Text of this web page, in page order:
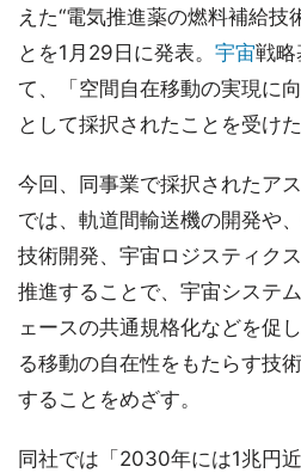
えた“電気推進薬の燃料補給技
とを1月29日に発表。 宇宙戦略
て、「空間自在移動の実現に
として採択されたことを受けた
今回、同事業で採択されたア
では、軌道間輸送機の開発や
技術開発、宇宙ロジスティク
推進することで、宇宙システ
ェースの共通規格化などを促
る移動の自在性をもたらす技
することをめざす。
同社では「2030年には1兆円